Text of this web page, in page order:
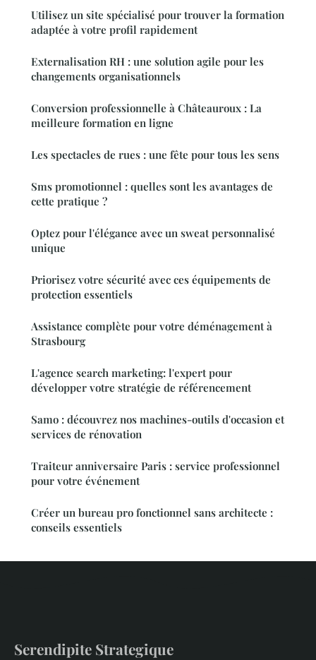
Utilisez un site spécialisé pour trouver la formation
adaptée à votre profil rapidement
Externalisation RH : une solution agile pour les
changements organisationnels
Conversion professionnelle à Châteauroux : La
meilleure formation en ligne
Les spectacles de rues : une fête pour tous les sens
Sms promotionnel : quelles sont les avantages de
cette pratique ?
Optez pour l'élégance avec un sweat personnalisé
unique
Priorisez votre sécurité avec ces équipements de
protection essentiels
Assistance complète pour votre déménagement à
Strasbourg
L'agence search marketing: l'expert pour
développer votre stratégie de référencement
Samo : découvrez nos machines-outils d'occasion et
services de rénovation
Traiteur anniversaire Paris : service professionnel
pour votre événement
Créer un bureau pro fonctionnel sans architecte :
conseils essentiels
Serendipite Strategique